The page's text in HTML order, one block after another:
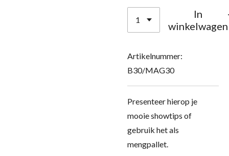
In
winkelwagen
Artikelnummer:
B30/MAG30
Presenteer hierop je
mooie showtips of
gebruik het als
mengpallet.